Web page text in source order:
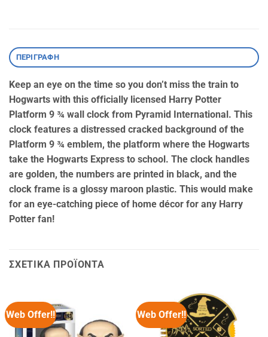
ΠΕΡΙΓΡΑΦΉ
Keep an eye on the time so you don’t miss the train to
Hogwarts with this officially licensed Harry Potter
Platform 9 ¾ wall clock from Pyramid International. This
clock features a distressed cracked background of the
Platform 9 ¾ emblem, the platform where the Hogwarts
take the Hogwarts Express to school. The clock handles
are golden, the numbers are printed in black, and the
clock frame is a glossy maroon plastic. This would make
for an eye-catching piece of home décor for any Harry
Potter fan!
ΣΧΕΤΙΚΆ ΠΡΟΪΌΝΤΑ
Web Offer!! Web Offer!!